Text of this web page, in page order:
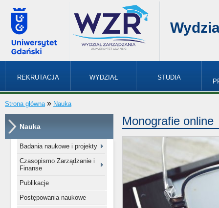
REKRUTACJA WYDZIAŁ STUDIA
Strona główna » Nauka
Nauka
Badania naukowe i projekty
Czasopismo Zarządzanie i
Finanse
Publikacje
Postępowania naukowe
Monografie online